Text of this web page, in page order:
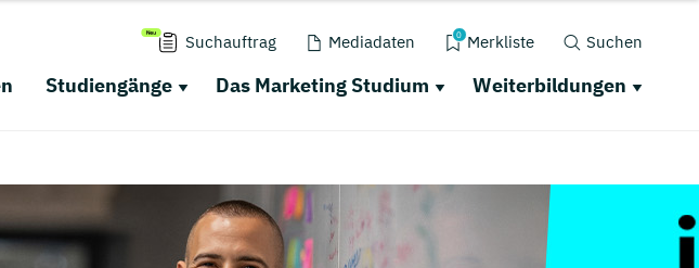
Suchauftrag Mediadaten 0 Merkliste Suchen
Studiengänge Das Marketing Studium Weiterbildungen